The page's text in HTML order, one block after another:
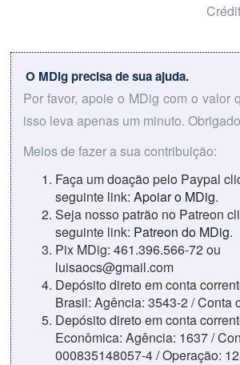
O MDig precisa de sua ajuda.
Por favor, apoie o MDig com o valor
isso leva apenas um minuto.
Meios de fazer a sua contribuição:
Faça um doação pelo Paypal
seguinte link: Apoiar o MDig.
Seja nosso patrão no Patreon
seguinte link: Patreon do MDig.
Pix MDig: 461.396.566-72 ou
luisaocs@gmail.com
Depósito direto em conta
Brasil: Agência: 3543-2 / Conta
Depósito direto em conta
Econômica: Agência: 1637 /
000835148057-4 / Operação: